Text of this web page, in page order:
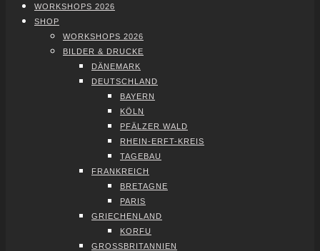
WORK­SHOPS 2026
SHOP
WORK­SHOPS 2026
BIL­DER & DRU­CKE
DÄNE­MARK
DEUTSCH­LAND
BAY­ERN
KÖLN
PFÄL­ZER WALD
RHEIN-ERFT-KREIS
TAGE­BAU
FRANK­REICH
BRE­TA­GNE
PARIS
GRIE­CHEN­LAND
KOR­FU
GROSS­BRI­TAN­NI­EN